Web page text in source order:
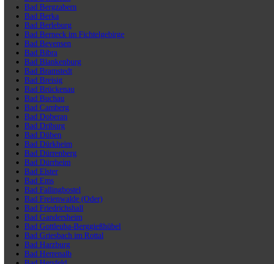
Bad Bergzabern
Bad Berka
Bad Berleburg
Bad Berneck im Fichtelgebirge
Bad Bevensen
Bad Bibra
Bad Blankenburg
Bad Bramstedt
Bad Breisig
Bad Brückenau
Bad Buchau
Bad Camberg
Bad Doberan
Bad Driburg
Bad Düben
Bad Dürkheim
Bad Dürrenberg
Bad Dürrheim
Bad Elster
Bad Ems
Bad Fallingbostel
Bad Freienwalde (Oder)
Bad Friedrichshall
Bad Gandersheim
Bad Gottleuba-Berggießhübel
Bad Griesbach im Rottal
Bad Harzburg
Bad Herrenalb